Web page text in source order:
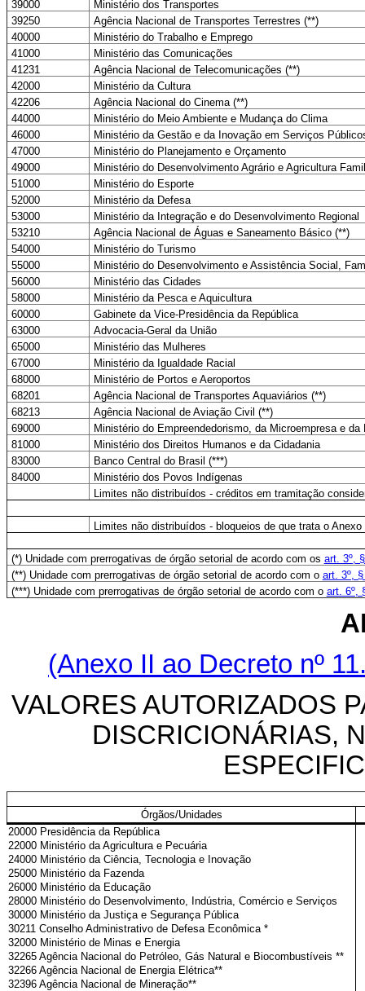
39000
Ministério dos Transportes
39250
Agência Nacional de Transportes Terrestres (**)
40000
Ministério do Trabalho e Emprego
41000
Ministério das Comunicações
41231
Agência Nacional de Telecomunicações (**)
42000
Ministério da Cultura
42206
Agência Nacional do Cinema (**)
44000
Ministério do Meio Ambiente e Mudança do Clima
46000
Ministério da Gestão e da Inovação em Serviços
47000
Ministério do Planejamento e Orçamento
49000
Ministério do Desenvolvimento Agrário e Agricultura
51000
Ministério do Esporte
52000
Ministério da Defesa
53000
Ministério da Integração e do Desenvolvimento Regional
53210
Agência Nacional de Águas e Saneamento Básico (**)
54000
Ministério do Turismo
55000
Ministério do Desenvolvimento e Assistência Social,
56000
Ministério das Cidades
58000
Ministério da Pesca e Aquicultura
60000
Gabinete da Vice-Presidência da República
63000
Advocacia-Geral da União
65000
Ministério das Mulheres
67000
Ministério da Igualdade Racial
68000
Ministério de Portos e Aeroportos
68201
Agência Nacional de Transportes Aquaviários (**)
68213
Agência Nacional de Aviação Civil (**)
69000
Ministério do Empreendedorismo, da Microempresa e
81000
Ministério dos Direitos Humanos e da Cidadania
83000
Banco Central do Brasil (***)
84000
Ministério dos Povos Indígenas
Limites não distribuídos - créditos em tramitação
Limites não distribuídos - bloqueios de que trata o Anexo
(*) Unidade com prerrogativas de órgão setorial de acordo com os art. 3º,
(**) Unidade com prerrogativas de órgão setorial de acordo com o art. 3º,
(***) Unidade com prerrogativas de órgão setorial de acordo com o art. 6º,
(Anexo II ao Decreto nº
VALORES AUTORIZADOS
DISCRICIONÁRIAS,
Órgãos/Unidades
20000 Presidência da República
22000 Ministério da Agricultura e Pecuária
24000 Ministério da Ciência, Tecnologia e Inovação
25000 Ministério da Fazenda
26000 Ministério da Educação
28000 Ministério do Desenvolvimento, Indústria, Comércio e Serviços
30000 Ministério da Justiça e Segurança Pública
30211 Conselho Administrativo de Defesa Econômica *
32000 Ministério de Minas e Energia
32265 Agência Nacional do Petróleo, Gás Natural e Biocombustíveis **
32266 Agência Nacional de Energia Elétrica**
32396 Agência Nacional de Mineração**